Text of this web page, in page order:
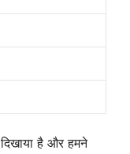
दिखाया है और हमने